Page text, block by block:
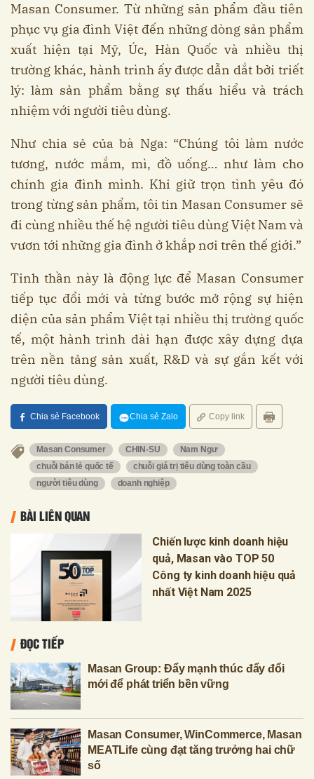
Masan Consumer. Từ những sản phẩm đầu tiên
phục vụ gia đình Việt đến những dòng sản phẩm
xuất hiện tại Mỹ, Úc, Hàn Quốc và nhiều thị
trường khác, hành trình ấy được dẫn dắt bởi triết
lý: làm sản phẩm bằng sự thấu hiểu và trách
nhiệm với người tiêu dùng.
Như chia sẻ của bà Nga: “Chúng tôi làm nước
tương, nước mắm, mì, đồ uống… như làm cho
chính gia đình mình. Khi giữ trọn tình yêu đó
trong từng sản phẩm, tôi tin Masan Consumer sẽ
đi cùng nhiều thế hệ người tiêu dùng Việt Nam và
vươn tới những gia đình ở khắp nơi trên thế giới.”
Tinh thần này là động lực để Masan Consumer
tiếp tục đổi mới và từng bước mở rộng sự hiện
diện của sản phẩm Việt tại nhiều thị trường quốc
tế, một hành trình dài hạn được xây dựng dựa
trên nền tảng sản xuất, R&D và sự gắn kết với
người tiêu dùng.
Chia sẻ Facebook Chia sẻ Zalo Copy link
Masan Consumer CHIN-SU
Nam Ngư
chuỗi bán lẻ quốc tế
chuỗi giá trị tiêu dùng toàn cầu
người tiêu dùng
doanh nghiệp
BÀI LIÊN QUAN
Chiến lược kinh doanh hiệu
quả, Masan vào TOP 50
Công ty kinh doanh hiệu quả
nhất Việt Nam 2025
ĐỌC TIẾP
Masan Group: Đẩy mạnh thúc đẩy đổi
mới để phát triển bền vững
Masan Consumer, WinCommerce, Masan
MEATLife cùng đạt tăng trưởng hai chữ
số